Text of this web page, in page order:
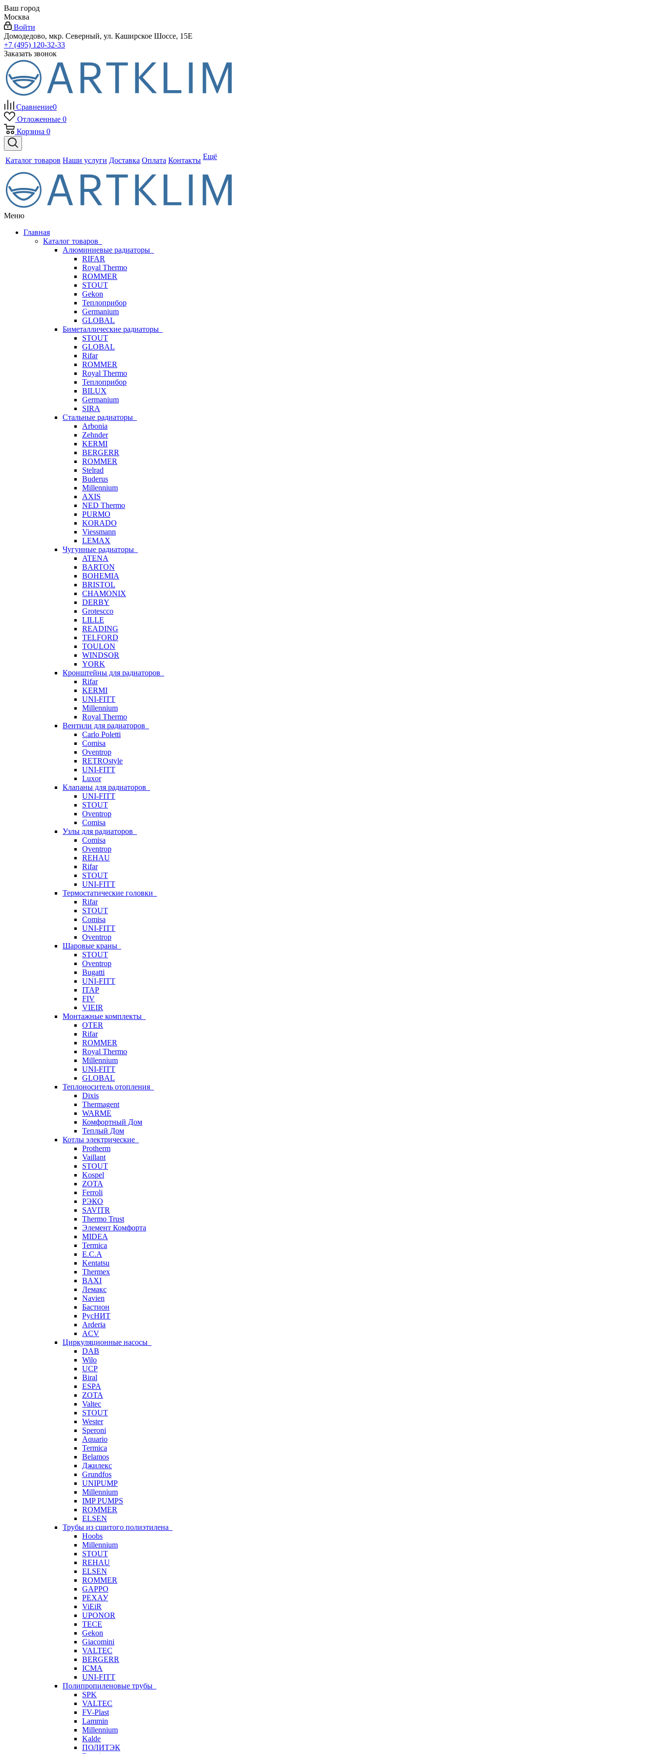
Ваш город
Москва
Войти
Домодедово, мкр. Северный, ул. Каширское Шоссе, 15Е
+7 (495) 120-32-33
Заказать звонок
Сравнение0
Отложенные 0
Корзина 0
Каталог товаров Наши услуги Доставка Оплата Контакты Ещё
Меню
Главная
Каталог товаров
Алюминиевые радиаторы
RIFAR
Royal Thermo
ROMMER
STOUT
Gekon
Теплоприбор
Germanium
GLOBAL
Биметаллические радиаторы
STOUT
GLOBAL
Rifar
ROMMER
Royal Thermo
Теплоприбор
BILUX
Germanium
SIRA
Стальные радиаторы
Arbonia
Zehnder
KERMI
BERGERR
ROMMER
Stelrad
Buderus
Millennium
AXIS
NED Thermo
PURMO
KORADO
Viessmann
LEMAX
Чугунные радиаторы
ATENA
BARTON
BOHEMIA
BRISTOL
CHAMONIX
DERBY
Grotescco
LILLE
READING
TELFORD
TOULON
WINDSOR
YORK
Кронштейны для радиаторов
Rifar
KERMI
UNI-FITT
Millennium
Royal Thermo
Вентили для радиаторов
Carlo Poletti
Comisa
Oventrop
RETROstyle
UNI-FITT
Luxor
Клапаны для радиаторов
UNI-FITT
STOUT
Oventrop
Comisa
Узлы для радиаторов
Comisa
Oventrop
REHAU
Rifar
STOUT
UNI-FITT
Термостатические головки
Rifar
STOUT
Comisa
UNI-FITT
Oventrop
Шаровые краны
STOUT
Oventrop
Bugatti
UNI-FITT
ITAP
FIV
VIEIR
Монтажные комплекты
OTER
Rifar
ROMMER
Royal Thermo
Millennium
UNI-FITT
GLOBAL
Теплоноситель отопления
Dixis
Thermagent
WARME
Комфортный Дом
Теплый Дом
Котлы электрические
Protherm
Vaillant
STOUT
Kospel
ZOTA
Ferroli
РЭКО
SAVITR
Thermo Trust
Элемент Комфорта
MIDEA
Termica
E.C.A
Kentatsu
Thermex
BAXI
Лемакс
Navien
Бастион
РусНИТ
Arderia
ACV
Циркуляционные насосы
DAB
Wilo
UCP
Biral
ESPA
ZOTA
Valtec
STOUT
Wester
Speroni
Aquario
Termica
Belamos
Джилекс
Grundfos
UNIPUMP
Millennium
IMP PUMPS
ROMMER
ELSEN
Трубы из сшитого полиэтилена
Hoobs
Millennium
STOUT
REHAU
ELSEN
ROMMER
GAPPO
РЕХАУ
ViEiR
UPONOR
TECE
Gekon
Giacomini
VALTEC
BERGERR
ICMA
UNI-FITT
Полипропиленовые трубы
SPK
VALTEC
FV-Plast
Lammin
Millennium
Kalde
ПОЛИТЭК